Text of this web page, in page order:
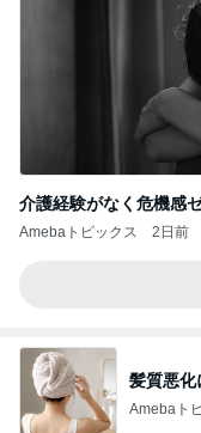
介護経験がなく危機感
Amebaトピックス 2日前
髪質悪化
Amebaト